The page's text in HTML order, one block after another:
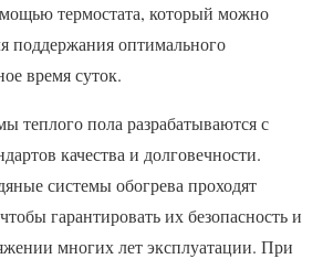
термостата, который можно
поддержания оптимального
время суток.
теплого пола разрабатываются с
качества и долговечности.
системы обогрева проходят
гарантировать их безопасность и
многих лет эксплуатации. При